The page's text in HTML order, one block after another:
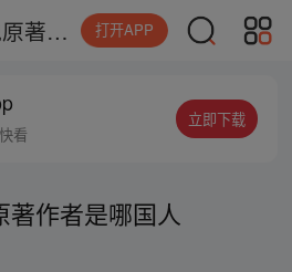
我独自升级小说原著作者是哪国人 打开APP
看
立即下载
作者是哪国人